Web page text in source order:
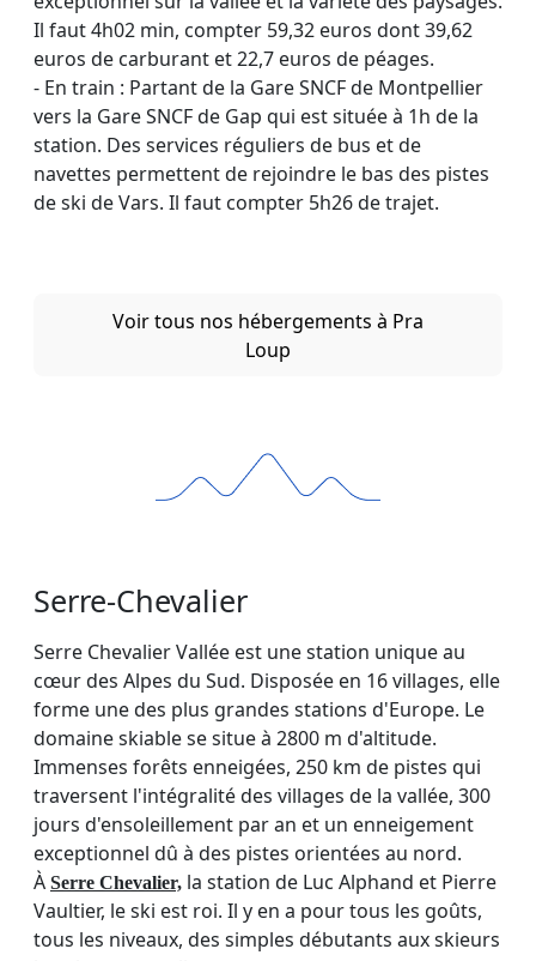
Il faut 4h02 min, compter 59,32 euros dont 39,62
euros de carburant et 22,7 euros de péages.
- En train : Partant de la Gare SNCF de Montpellier
vers la Gare SNCF de Gap qui est située à 1h de la
station. Des services réguliers de bus et de
navettes permettent de rejoindre le bas des pistes
de ski de Vars. Il faut compter 5h26 de trajet.
Voir tous nos hébergements à Pra
Loup
Serre-Chevalier
Serre Chevalier Vallée est une station unique au
cœur des Alpes du Sud. Disposée en 16 villages, elle
forme une des plus grandes stations d'Europe. Le
domaine skiable se situe à 2800 m d'altitude.
Immenses forêts enneigées, 250 km de pistes qui
traversent l'intégralité des villages de la vallée, 300
jours d'ensoleillement par an et un enneigement
exceptionnel dû à des pistes orientées au nord.
À Serre Chevalier, la station de Luc Alphand et Pierre
Vaultier, le ski est roi. Il y en a pour tous les goûts,
tous les niveaux, des simples débutants aux skieurs